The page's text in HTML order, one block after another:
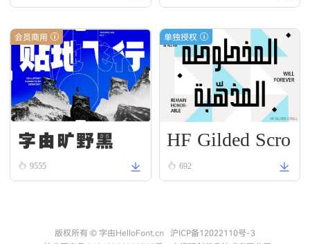
会员商用
字由旷野黑
9555
单独授权
HF Gilded Scro
ll 692
版权所有 © 字由HelloFont.cn
沪ICP备12022110号-3